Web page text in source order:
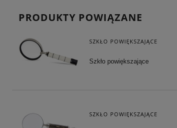
PRODUKTY POWIĄZANE
SZKŁO POWIĘKSZAJĄCE
Szkło powiększające
SZKŁO POWIĘKSZAJĄCE